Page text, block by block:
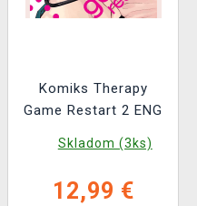
Komiks Therapy
Game Restart 2 ENG
Skladom (3ks)
12,99 €